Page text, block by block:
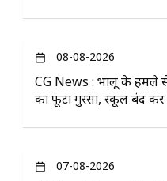
08-08-2026
CG News : भालू के हमले से
का फूटा गुस्सा, स्कूल बंद
07-08-2026